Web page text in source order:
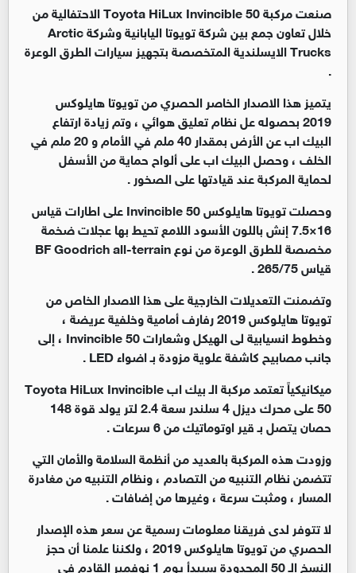
صنعت مركبة Toyota HiLux Invincible 50 الاحتفالية من
خلال تعاون جمع بين شركة تويوتا اليابانية وشركة Arctic
Trucks الايسلندية المتخصصة بتجهيز سيارات الطرق الوعرة
.
يتميز هذا الاصدار الخاصر الحصري من تويوتا هايلوكس
2019 بحصوله عل نظام تعليق هوائي ، وتم زيادة ارتفاع
البيك اب عن الأرض بمقدار 40 ملم في الأمام و 20 ملم في
الخلف ، وحصل البيك اب على ألواح حماية من الأسفل
لحماية المركبة عند قيادتها على الصخور .
وحصلت تويوتا هايلوكس Invincible 50 على اطارات قياس
16×7.5 إنش باللون الأسود اللامع تحيط بها عجلات ضخمة
مخصصة للطرق الوعرة من نوع BF Goodrich all-terrain
قياس 265/75 .
وتضمنت التعديلات الخارجية على هذا الاصدار الخاص من
تويوتا هايلوكس 2019 رفارف أمامية وخلفية عريضة ،
وخطوط انسيابية لى الهيكل وشعارات Invincible 50 ، إلى
جانب مصابيح كاشفة علوية مزودة بـ اضواء LED .
ميكانيكياً تعتمد مركبة الـ بيك اب Toyota HiLux Invincible
50 على محرك ديزل 4 سلندر سعة 2.4 لتر يولد قوة 148
حصان يتصل بـ قير اوتوماتيك من 6 سرعات .
وزودت هذه المركبة بالعديد من أنظمة السلامة والأمان التي
تتضمن نظام التنبيه من التصادم ، ونظام التنبيه من مغادرة
المسار ، ومثبت سرعة ، وغيرها من إضافات .
لا تتوفر لدى فريقنا معلومات رسمية عن سعر هذه الإصدار
الحصري من تويوتا هايلوكس 2019 ، ولكننا علمنا أن حجز
النسخ الـ 50 المحدودة سيبدأ يوم 1 نوفمبر القادم في